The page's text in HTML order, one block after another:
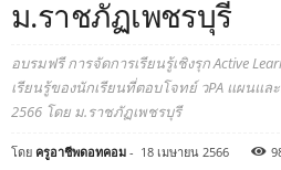
ม.ราชภัฏเพชรบุรี
อบรมฟรี การจัดการเรียนรู้เชิงรุก Active
เรียนรู้ของนักเรียนที่ตอบโจทย์ วPA แผนแ
2566 โดย ม.ราชภัฏเพชรบุรี
โดย ครูอาชีพดอทคอม - 18 เมษายน 2566